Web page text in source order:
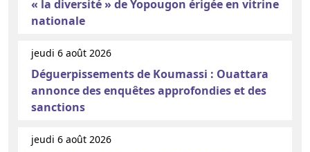
« la diversité » de Yopougon érigée en vitrine
nationale
jeudi 6 août 2026
Déguerpissements de Koumassi : Ouattara
annonce des enquêtes approfondies et des
sanctions
jeudi 6 août 2026